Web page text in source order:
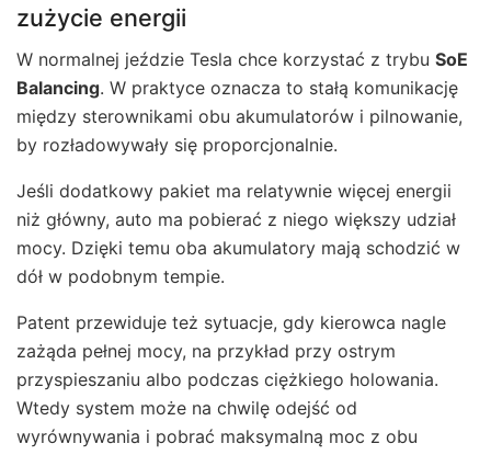
zużycie energii
W normalnej jeździe Tesla chce korzystać z trybu SoE
Balancing. W praktyce oznacza to stałą komunikację
między sterownikami obu akumulatorów i pilnowanie,
by rozładowywały się proporcjonalnie.
Jeśli dodatkowy pakiet ma relatywnie więcej energii
niż główny, auto ma pobierać z niego większy udział
mocy. Dzięki temu oba akumulatory mają schodzić w
dół w podobnym tempie.
Patent przewiduje też sytuacje, gdy kierowca nagle
zażąda pełnej mocy, na przykład przy ostrym
przyspieszaniu albo podczas ciężkiego holowania.
Wtedy system może na chwilę odejść od
wyrównywania i pobrać maksymalną moc z obu